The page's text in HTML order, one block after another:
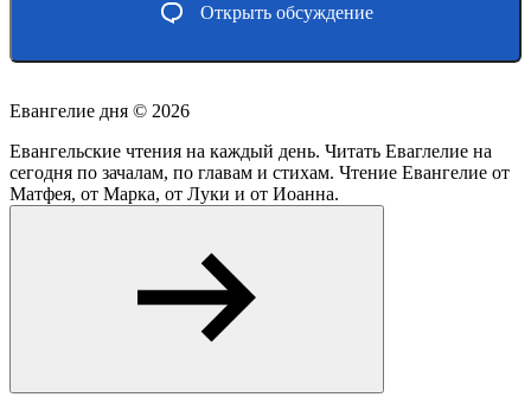
Открыть обсуждение
Евангелие дня © 2026
Евангельские чтения на каждый день. Читать Еваглелие на
сегодня по зачалам, по главам и стихам. Чтение Евангелие от
Матфея, от Марка, от Луки и от Иоанна.